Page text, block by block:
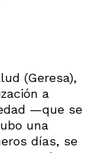
(Geresa),
a
—que se
una
días, se